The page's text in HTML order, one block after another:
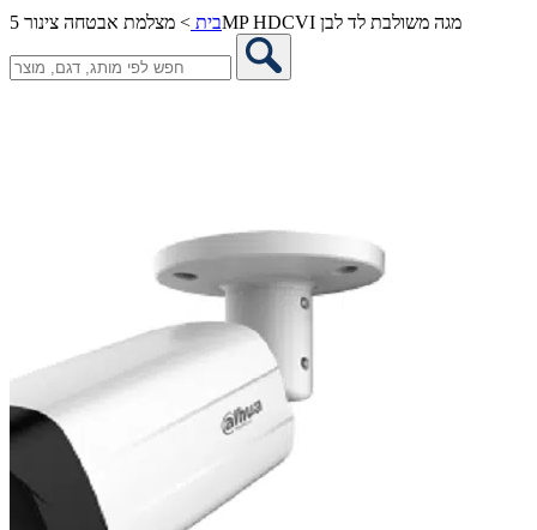
בית > מצלמת אבטחה צינור 5MP HDCVI מגה משולבת לד לבן